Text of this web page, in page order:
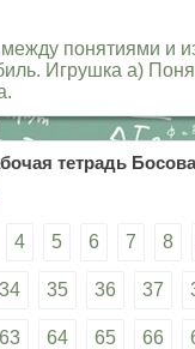
понятиями и
Игрушка а)
тетрадь
4 5 6 7 8
34 35 36 37
63 64 65 66